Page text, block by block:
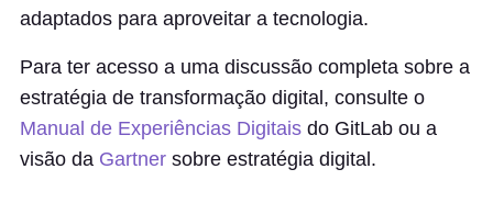
adaptados para aproveitar a tecnologia.
Para ter acesso a uma discussão completa sobre a
estratégia de transformação digital, consulte o
Manual de Experiências Digitais do GitLab ou a
visão da Gartner sobre estratégia digital.